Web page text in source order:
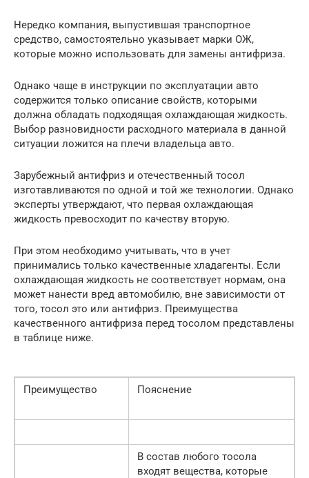
Нередко компания, выпустившая транспортное
средство, самостоятельно указывает марки ОЖ,
которые можно использовать для замены антифриза.
Однако чаще в инструкции по эксплуатации авто
содержится только описание свойств, которыми
должна обладать подходящая охлаждающая жидкость.
Выбор разновидности расходного материала в данной
ситуации ложится на плечи владельца авто.
Зарубежный антифриз и отечественный тосол
изготавливаются по одной и той же технологии. Однако
эксперты утверждают, что первая охлаждающая
жидкость превосходит по качеству вторую.
При этом необходимо учитывать, что в учет
принимались только качественные хладагенты. Если
охлаждающая жидкость не соответствует нормам, она
может нанести вред автомобилю, вне зависимости от
того, тосол это или антифриз. Преимущества
качественного антифриза перед тосолом представлены
в таблице ниже.
Преимущество Пояснение
В состав любого тосола
входят вещества, которые